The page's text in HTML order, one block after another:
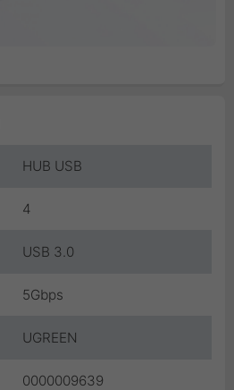
HUB USB
4
USB 3.0
5Gbps
UGREEN
0000009639